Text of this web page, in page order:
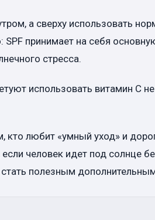
а сверху использовать
принимает на себя
стресса.
использовать витамин C
кто любит «умный уход» и
человек идет под солнце
полезным